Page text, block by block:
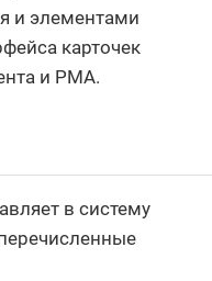
и элементами
карточек
и РМА.
в систему